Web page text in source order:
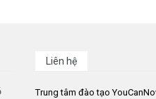
Liên hệ
Trung tâm đào tạo